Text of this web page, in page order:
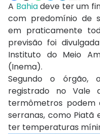
A Bahiadeve ter um
com predomínio de
em praticamente
previsão foi
Instituto do Meio
(Inema).
Segundo o órgão,
registrado no Vale
termômetros podem
serranas, como Piatã
ter temperaturas